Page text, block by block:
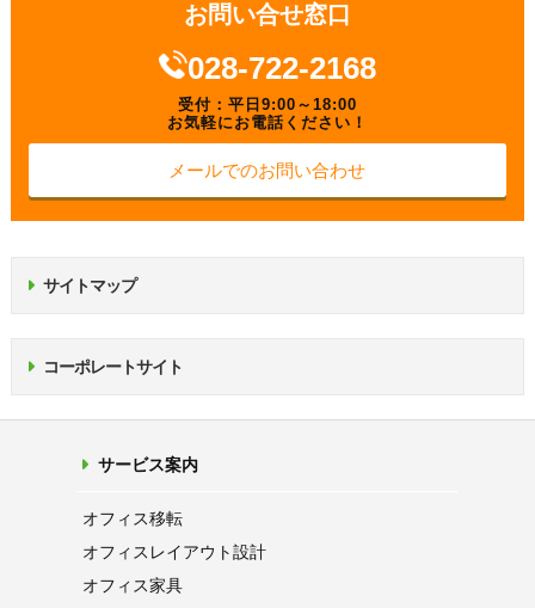
お問い合せ窓口
028-722-2168
受付：平日9:00～18:00
お気軽にお電話ください！
メールでのお問い合わせ
サイトマップ
コーポレートサイト
サービス案内
オフィス移転
オフィス レイアウト設計
オフィス家具